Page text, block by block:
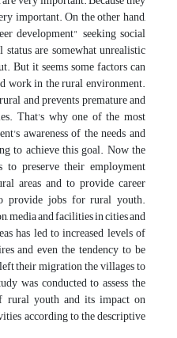
important. On the other hand,
development" seeking social
are somewhat unrealistic
But it seems some factors can
work in the rural environment.
and prevents premature and
That's why one of the most
awareness of the needs and
to achieve this goal. Now the
preserve their employment
areas and to provide career
provide jobs for rural youth.
media and facilities in cities and
has led to increased levels of
and even the tendency to be
their migration the villages to
was conducted to assess the
youth and its impact on
according to the descriptive